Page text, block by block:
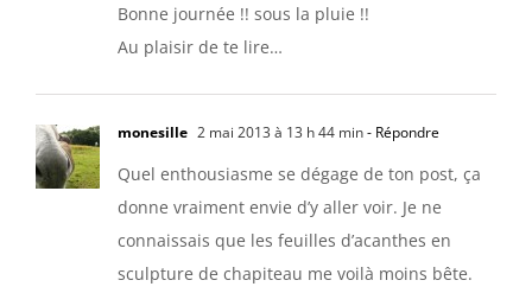
Bonne journée !! sous la pluie !!
Au plaisir de te lire…
monesille 2 mai 2013 à 13 h 44 min- Répondre
Quel enthousiasme se dégage de ton post, ça
donne vraiment envie d’y aller voir. Je ne
connaissais que les feuilles d’acanthes en
sculpture de chapiteau me voilà moins bête.